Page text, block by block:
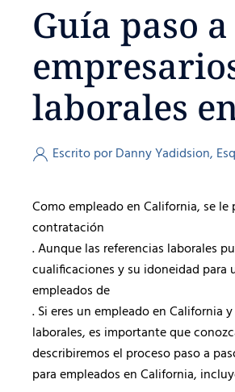
Guía paso
laborales
Escrito por Danny Yadidsion,
Como empleado en California, se
contratación
. Aunque las referencias laborales
cualificaciones y su idoneidad para
empleados de
. Si eres un empleado en California
laborales, es importante que
describiremos el proceso paso a
para empleados en California,